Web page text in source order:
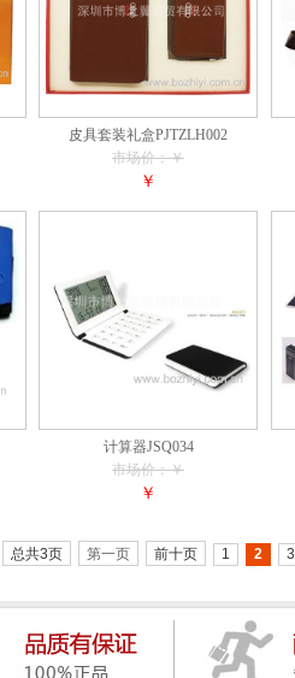
皮具套装礼盒PJTZLH002
市场价：￥
￥
计算器JSQ034
市场价：￥
￥
总共3页 第一页 前十页 1 2 3